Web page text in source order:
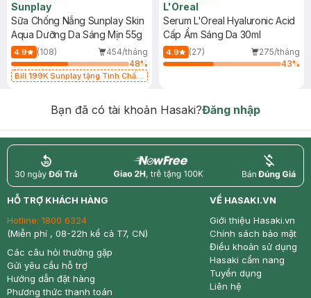
Sunplay
Sữa Chống Nắng Sunplay Skin
Aqua Dưỡng Da Sáng Mịn 55g
4.9 (108)
454/tháng
48%
Bill 199K Sunplay tặng Tinh Chất
L'Oreal
Serum L'Oreal Hyaluronic Acid
Cấp Ẩm Sáng Da 30ml
4.9 (27)
275/tháng
43%
Bạn đã có tài khoản Hasaki?Đăng nhập
return nowfree price
HỖ TRỢ KHÁCH HÀNG
Hotline: 1800 6324
(Miễn phí , 08-22h kể cả T7, CN)
Các câu hỏi thường gặp
Gửi yêu cầu hỗ trợ
Hướng dẫn đặt hàng
Phương thức thanh toán
VỀ HASAKI.VN
Giới thiệu Hasaki.vn
Chính sách bảo mật
Điều khoản sử dụng
Hasaki cẩm nang
Tuyển dụng
Liên hệ